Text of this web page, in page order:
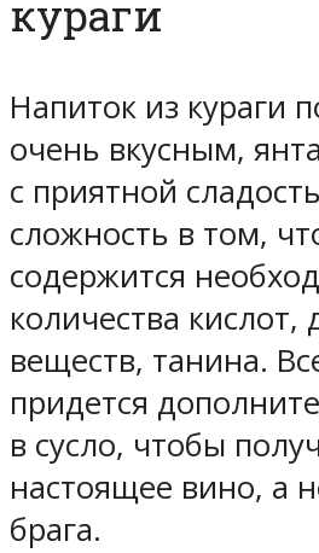
кураги
Напиток из кураги
очень вкусным,
с приятной
сложность в том,
содержится
количества
веществ, танина.
придется
в сусло, чтобы
настоящее вино, а
брага.